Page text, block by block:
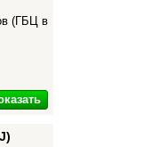
(ГБЦ в